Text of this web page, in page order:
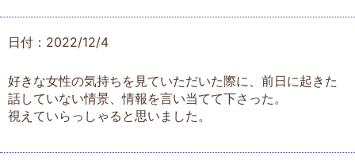
日付：2022/12/4
好きな女性の気持ちを見ていただいた際に、前日に起きた
話していない情景、情報を言い当てて下さった。
視えていらっしゃると思いました。